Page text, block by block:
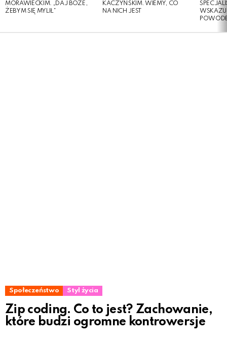
MORAWIECKIM. „DAJ BOŻE,
ŻEBYM SIĘ MYLIŁ”
KACZYŃSKIM. WIEMY, CO
NA NICH JEST
Społeczeństwo Styl życia
Zip coding. Co to jest? Zachowanie,
które budzi ogromne kontrowersje